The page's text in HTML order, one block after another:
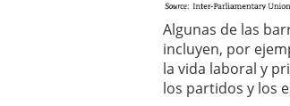
Algunas de las
incluyen, por
la vida laboral y
los partidos y los